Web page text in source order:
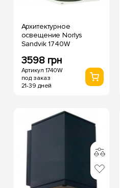
Архитектурное
освещение Norlys
Sandvik 1740W
3598 грн
Артикул 1740W
под заказ
21-39 дней